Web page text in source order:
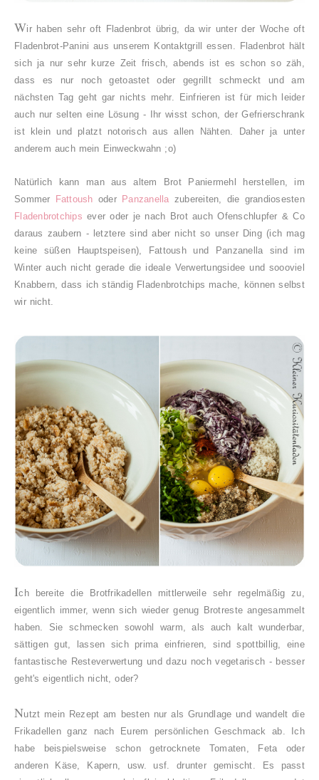
Wir haben sehr oft Fladenbrot übrig, da wir unter der Woche oft
Fladenbrot-Panini aus unserem Kontaktgrill essen. Fladenbrot hält
sich ja nur sehr kurze Zeit frisch, abends ist es schon so zäh,
dass es nur noch getoastet oder gegrillt schmeckt und am
nächsten Tag geht gar nichts mehr. Einfrieren ist für mich leider
auch nur selten eine Lösung - Ihr wisst schon, der Gefrierschrank
ist klein und platzt notorisch aus allen Nähten. Daher ja unter
anderem auch mein Einweckwahn ;o)
Natürlich kann man aus altem Brot Paniermehl herstellen, im
Sommer
Fattoush oder Panzanella zubereiten, die grandiosesten
Fladenbrotchips ever oder je nach Brot auch Ofenschlupfer & Co
daraus zaubern - letztere sind aber nicht so unser Ding (ich mag
keine süßen Hauptspeisen), Fattoush und Panzanella sind im
Winter auch nicht gerade die ideale Verwertungsidee und soooviel
Knabbern, dass ich ständig Fladenbrotchips mache, können selbst
wir nicht.
Ich bereite die Brotfrikadellen mittlerweile sehr regelmäßig zu,
eigentlich immer, wenn sich wieder genug Brotreste angesammelt
haben. Sie schmecken sowohl warm, als auch kalt wunderbar,
sättigen gut, lassen sich prima einfrieren, sind spottbillig, eine
fantastische Resteverwertung und dazu noch vegetarisch - besser
geht's eigentlich nicht, oder?
Nutzt mein Rezept am besten nur als Grundlage und wandelt die
Frikadellen ganz nach Eurem persönlichen Geschmack ab. Ich
habe beispielsweise schon getrocknete Tomaten, Feta oder
anderen Käse, Kapern, usw. usf. drunter gemischt. Es passt